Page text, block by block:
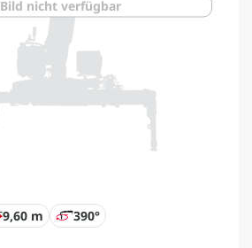
Bild nicht verfügbar
9,60 m 390°